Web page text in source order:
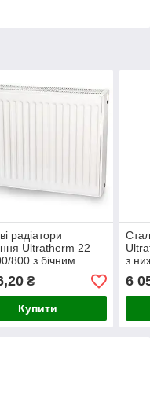
радіатори
Ultratherm 22
800 з бічним
(Туреччина)
₴
Купити
з
6